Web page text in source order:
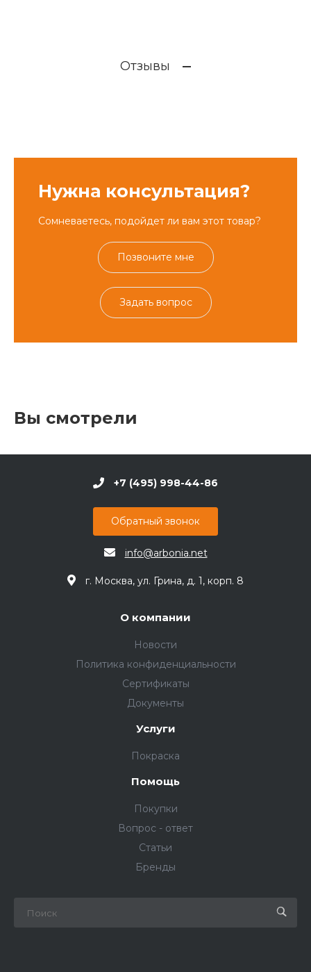
Отзывы
Нужна консультация?
Сомневаетесь, подойдет ли вам этот товар?
Позвоните мне
Задать вопрос
Вы смотрели
+7 (495) 998-44-86
Обратный звонок
info@arbonia.net
г. Москва, ул. Грина, д. 1, корп. 8
О компании
Новости
Политика конфиденциальности
Сертификаты
Документы
Услуги
Покраска
Помощь
Покупки
Вопрос - ответ
Статьи
Бренды